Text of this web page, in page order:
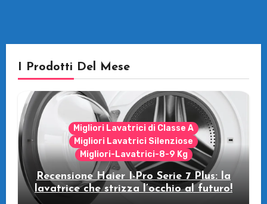
I Prodotti Del Mese
Migliori Lavatrici di Classe A
Migliori Lavatrici Silenziose
Migliori-Lavatrici-8-9 Kg
Recensione Haier I-Pro Serie 7 Plus: la
lavatrice che strizza l’occhio al futuro!